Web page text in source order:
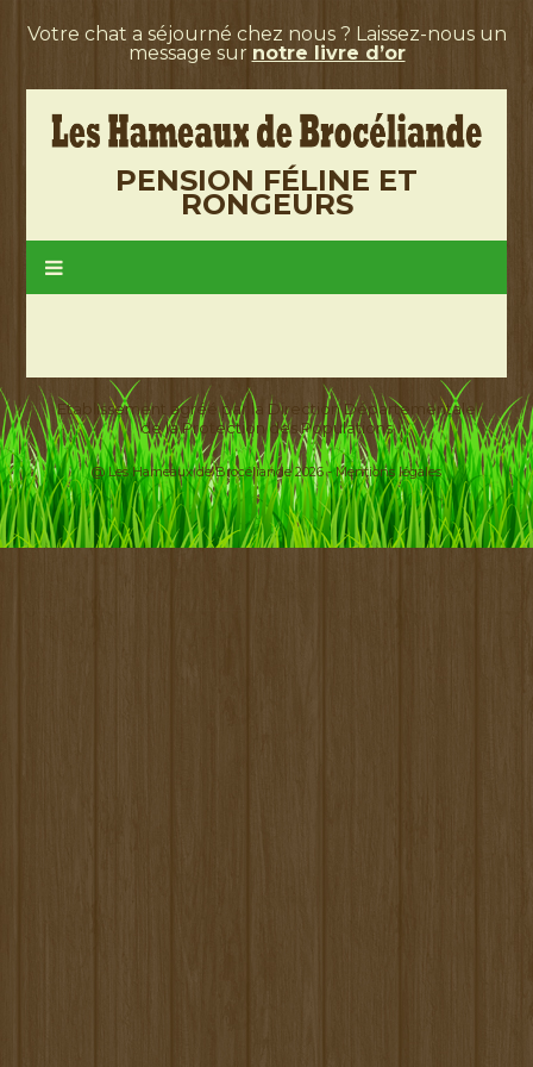
Votre chat a séjourné chez nous ? Laissez-nous un
message sur notre livre d’or
PENSION FÉLINE ET
RONGEURS
Etablissement agréé par la Direction Départementale
de la Protection des Populations
@ Les Hameaux de Brocéliande 2026 -Mentions légales